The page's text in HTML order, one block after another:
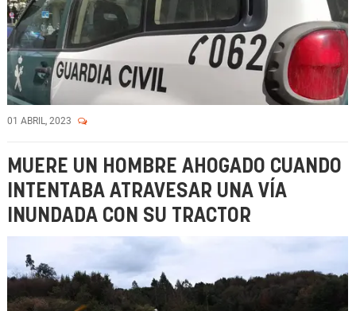
01 ABRIL, 2023
MUERE UN HOMBRE AHOGADO CUANDO
INTENTABA ATRAVESAR UNA VÍA
INUNDADA CON SU TRACTOR